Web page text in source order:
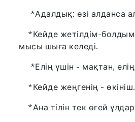
*Адалдық: өзі алданса
*Кейде жетілдім-болдым
мысы шыға келеді.
*Елің үшін - мақтан,
*Кейде жеңгенің - өкініш.
*Ана тілін тек өгей